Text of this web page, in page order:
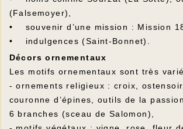
(Falsemoyer),
• souvenir d’une mission : Mission
• indulgences (Saint-Bonnet).
Décors ornementaux
Les motifs ornementaux sont très
- ornements religieux : croix,
couronne d’épines, outils de la
6 branches (sceau de Salomon),